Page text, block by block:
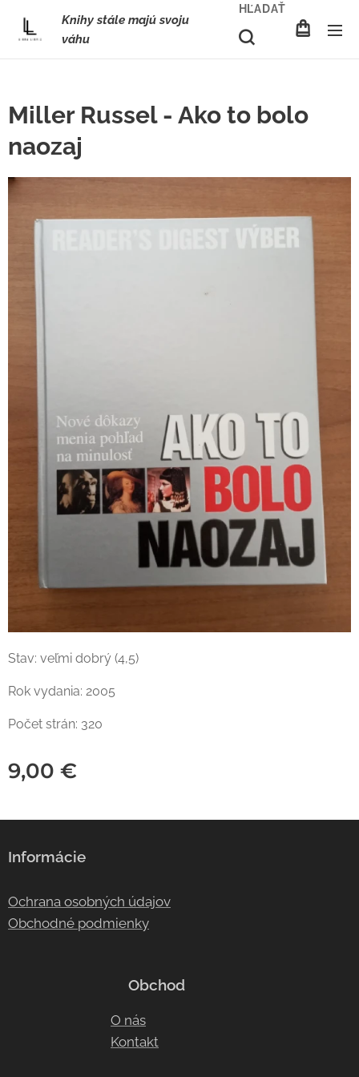
Knihy stále majú svoju
váhu
HĽADAŤ
Miller Russel - Ako to bolo
naozaj
Stav: veľmi dobrý (4,5)
Rok vydania: 2005
Počet strán: 320
9,00 €
Informácie
Ochrana osobných údajov
Obchodné podmienky
Obchod
O nás
Kontakt